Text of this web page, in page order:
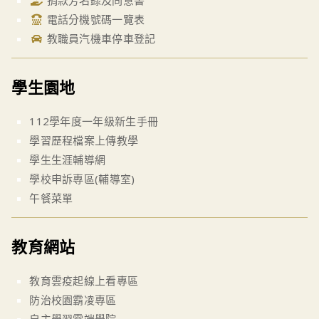
電話分機號碼一覽表
教職員汽機車停車登記
學生園地
112學年度一年級新生手冊
學習歷程檔案上傳教學
學生生涯輔導網
學校申訴專區(輔導室)
午餐菜單
教育網站
教育雲疫起線上看專區
防治校園霸凌專區